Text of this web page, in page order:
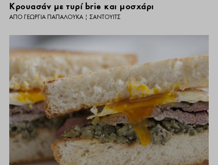
Κρουασάν με τυρί brie και μοσχάρι
ΑΠΌ ΓΕΩΡΓΊΑ ΠΑΠΑΛΟΥΚΆ |ΣΆΝΤΟΥΙΤΣ